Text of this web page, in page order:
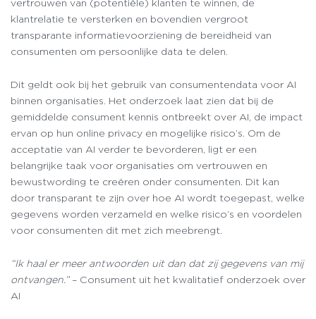
vertrouwen van (potentiële) klanten te winnen, de
klantrelatie te versterken en bovendien vergroot
transparante informatievoorziening de bereidheid van
consumenten om persoonlijke data te delen.
Dit geldt ook bij het gebruik van consumentendata voor AI
binnen organisaties. Het onderzoek laat zien dat bij de
gemiddelde consument kennis ontbreekt over AI, de impact
ervan op hun online privacy en mogelijke risico’s. Om de
acceptatie van AI verder te bevorderen, ligt er een
belangrijke taak voor organisaties om vertrouwen en
bewustwording te creëren onder consumenten. Dit kan
door transparant te zijn over hoe AI wordt toegepast, welke
gegevens worden verzameld en welke risico’s en voordelen
voor consumenten dit met zich meebrengt.
“Ik haal er meer antwoorden uit dan dat zij gegevens van mij
ontvangen.”– Consument uit het kwalitatief onderzoek over
AI